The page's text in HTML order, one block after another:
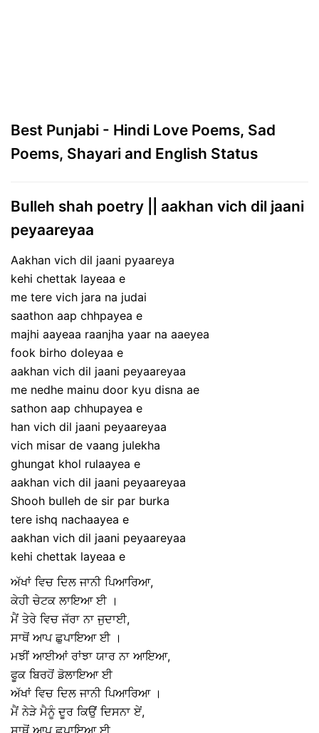
Best Punjabi - Hindi Love Poems, Sad
Poems, Shayari and English Status
Bulleh shah poetry || aakhan vich dil jaani
peyaareyaa
Aakhan vich dil jaani pyaareya
kehi chettak layeaa e
me tere vich jara na judai
saathon aap chhpayea e
majhi aayeaa raanjha yaar na aaeyea
fook birho doleyaa e
aakhan vich dil jaani peyaareyaa
me nedhe mainu door kyu disna ae
sathon aap chhupayea e
han vich dil jaani peyaareyaa
vich misar de vaang julekha
ghungat khol rulaayea e
aakhan vich dil jaani peyaareyaa
Shooh bulleh de sir par burka
tere ishq nachaayea e
aakhan vich dil jaani peyaareyaa
kehi chettak layeaa e
ਅੱਖਾਂ ਵਿਚ ਦਿਲ ਜਾਨੀ ਪਿਆਰਿਆ,
ਕੇਹੀ ਚੇਟਕ ਲਾਇਆ ਈ ।
ਮੈਂ ਤੇਰੇ ਵਿਚ ਜੱਰਾ ਨਾ ਜੁਦਾਈ,
ਸਾਥੋਂ ਆਪ ਛੁਪਾਇਆ ਈ ।
ਮਝੀਂ ਆਈਆਂ ਰਾਂਝਾ ਯਾਰ ਨਾ ਆਇਆ,
ਫੂਕ ਬਿਰਹੋਂ ਡੋਲਾਇਆ ਈ
ਅੱਖਾਂ ਵਿਚ ਦਿਲ ਜਾਨੀ ਪਿਆਰਿਆ ।
ਮੈਂ ਨੇੜੇ ਮੈਨੂੰ ਦੂਰ ਕਿਉਂ ਦਿਸਨਾ ਏਂ,
ਸਾਥੋਂ ਆਪ ਛੁਪਾਇਆ ਈ